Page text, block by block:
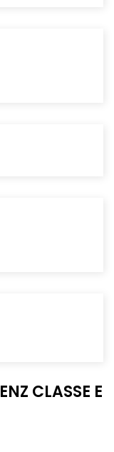
CLASSE E